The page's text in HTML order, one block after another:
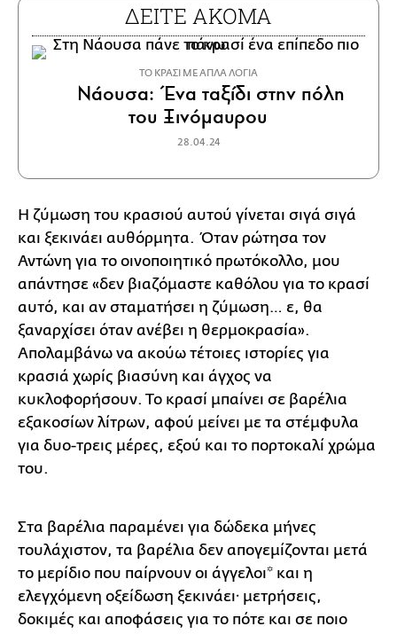
ΔΕΙΤΕ ΑΚΟΜΑ
ΤΟ ΚΡΑΣΙ ΜΕ ΑΠΛΑ ΛΟΓΙΑ
Νάουσα: Ένα ταξίδι στην πόλη
του Ξινόμαυρου
28.04.24
Η ζύμωση του κρασιού αυτού γίνεται σιγά σιγά
και ξεκινάει αυθόρμητα. Όταν ρώτησα τον
Αντώνη για το οινοποιητικό πρωτόκολλο, μου
απάντησε «δεν βιαζόμαστε καθόλου για το κρασί
αυτό, και αν σταματήσει η ζύμωση… ε, θα
ξαναρχίσει όταν ανέβει η θερμοκρασία».
Απολαμβάνω να ακούω τέτοιες ιστορίες για
κρασιά χωρίς βιασύνη και άγχος να
κυκλοφορήσουν. Το κρασί μπαίνει σε βαρέλια
εξακοσίων λίτρων, αφού μείνει με τα στέμφυλα
για δυο-τρεις μέρες, εξού και το πορτοκαλί χρώμα
του.
Στα βαρέλια παραμένει για δώδεκα μήνες
τουλάχιστον, τα βαρέλια δεν απογεμίζονται μετά
το μερίδιο που παίρνουν οι άγγελοι* και η
ελεγχόμενη οξείδωση ξεκινάει· μετρήσεις,
δοκιμές και αποφάσεις για το πότε και σε ποιο